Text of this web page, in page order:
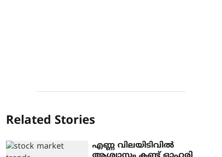
Related Stories
എണ്ണ വിലയിടിവില്‍